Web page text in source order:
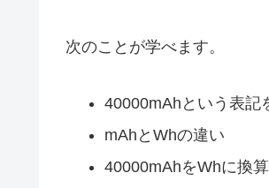
次のことが学べます。
40000mAhという表記
mAhとWhの違い
40000mAhをWhに換